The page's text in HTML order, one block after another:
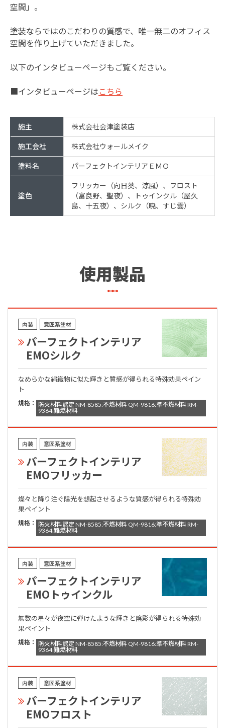
空間」。
塗装ならではのこだわりの質感で、唯一無二のオフィス
空間を作り上げていただきました。
以下のインタビューページもご覧ください。
■インタビューページは こちら
施主 株式会社会津塗装店
施工会社 株式会社ウォールメイク
塗料名 パーフェクトインテリアＥＭＯ
塗色
フリッカー（向日葵、涼風）、フロスト
（富良野、聖夜）、トゥインクル（屋久
島、十五夜）、シルク（暁、すじ雲）
使用製品
内装 意匠系塗材
パーフェクトインテリア
EMOシルク
なめらかな絹織物に似た輝きと質感が得られる特殊効果ペイン
ト
規格：
防火材料認定 NM-8585:不燃材料 QM-9816:準不燃材料 RM-
9364:難燃材料
内装 意匠系塗材
パーフェクトインテリア
EMOフリッカー
燦々と降り注ぐ陽光を想起させるような質感が得られる特殊効
果ペイント
規格：
防火材料認定 NM-8585:不燃材料 QM-9816:準不燃材料 RM-
9364:難燃材料
内装 意匠系塗材
パーフェクトインテリア
EMOトゥインクル
無数の星々が夜空に弾けたような輝きと陰影が得られる特殊効
果ペイント
規格：
防火材料認定 NM-8585:不燃材料 QM-9816:準不燃材料 RM-
9364:難燃材料
内装 意匠系塗材
パーフェクトインテリア
EMOフロスト